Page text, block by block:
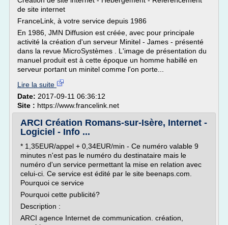
de site internet
FranceLink, à votre service depuis 1986
En 1986, JMN Diffusion est créée, avec pour principale
activité la création d'un serveur Minitel - James - présenté
dans la revue MicroSystèmes . L'image de présentation du
manuel produit est à cette époque un homme habillé en
serveur portant un minitel comme l'on porte...
Lire la suite
Date: 2017-09-11 06:36:12
Site : https://www.francelink.net
ARCI Création Romans-sur-Isère, Internet -
Logiciel - Info ...
* 1,35EUR/appel + 0,34EUR/min - Ce numéro valable 9
minutes n'est pas le numéro du destinataire mais le
numéro d'un service permettant la mise en relation avec
celui-ci. Ce service est édité par le site beenaps.com.
Pourquoi ce service
Pourquoi cette publicité?
Description :
ARCI agence Internet de communication. création,